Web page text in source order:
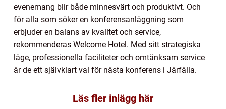
evenemang blir både minnesvärt och produktivt. Och
för alla som söker en konferensanläggning som
erbjuder en balans av kvalitet och service,
rekommenderas Welcome Hotel. Med sitt strategiska
läge, professionella faciliteter och omtänksam service
är de ett självklart val för nästa konferens i Järfälla.
Läs fler inlägg här